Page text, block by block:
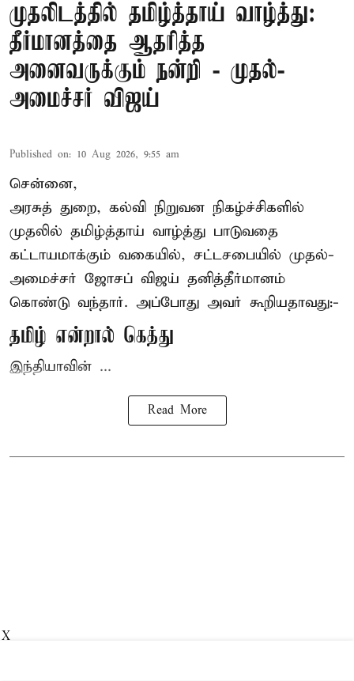
முதலிடத்தில் தமிழ்த்தாய் வாழ்த்து:
தீர்மானத்தை ஆதரித்த
அனைவருக்கும் நன்றி - முதல்-
அமைச்சர் விஜய்
Published on: 10 Aug 2026, 9:55 am
சென்னை,
அரசுத் துறை, கல்வி நிறுவன நிகழ்ச்சிகளில்
முதலில் தமிழ்த்தாய் வாழ்த்து பாடுவதை
கட்டாயமாக்கும் வகையில், சட்டசபையில் முதல்-
அமைச்சர் ஜோசப் விஜய் தனித்தீர்மானம்
கொண்டு வந்தார். அப்போது அவர் கூறியதாவது:-
தமிழ் என்றால் கெத்து
இந்தியாவின் ...
Read More
X